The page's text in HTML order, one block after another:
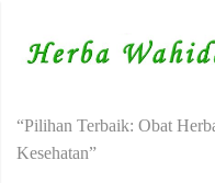
“Pilihan Terbaik: Obat
Kesehatan”